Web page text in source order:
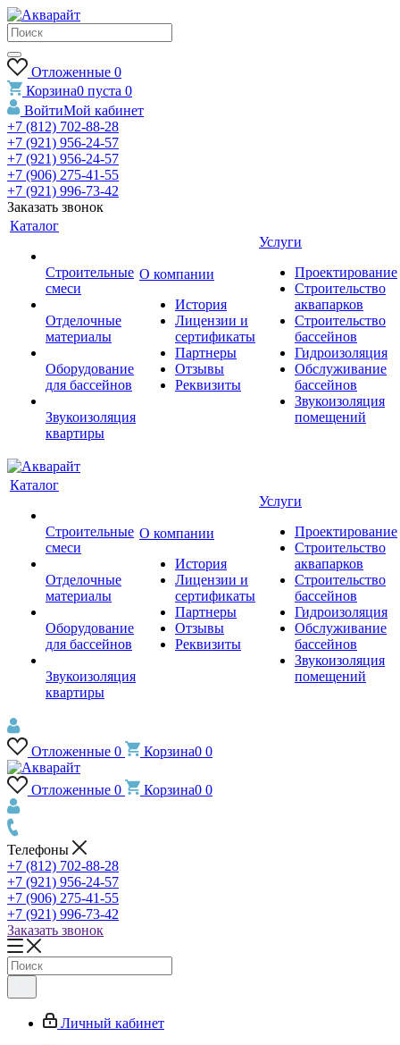
Отложенные 0
Корзина0 пуста 0
ВойтиМой кабинет
+7 (812) 702-88-28
+7 (921) 956-24-57
+7 (921) 956-24-57
+7 (906) 275-41-55
+7 (921) 996-73-42
Заказать звонок
Каталог
Строительные
смеси
Отделочные
материалы
Оборудование
для бассейнов
Звукоизоляция
квартиры
О компании
История
Лицензии и
сертификаты
Партнеры
Отзывы
Реквизиты
Услуги
Проектирование
Строительство
аквапарков
Строительство
бассейнов
Гидроизоляция
Обслуживание
бассейнов
Звукоизоляция
помещений
Каталог
Строительные
смеси
Отделочные
материалы
Оборудование
для бассейнов
Звукоизоляция
квартиры
О компании
История
Лицензии и
сертификаты
Партнеры
Отзывы
Реквизиты
Услуги
Проектирование
Строительство
аквапарков
Строительство
бассейнов
Гидроизоляция
Обслуживание
бассейнов
Звукоизоляция
помещений
Отложенные 0 Корзина0 0
Отложенные 0 Корзина0 0
Телефоны
+7 (812) 702-88-28
+7 (921) 956-24-57
+7 (906) 275-41-55
+7 (921) 996-73-42
Заказать звонок
Личный кабинет